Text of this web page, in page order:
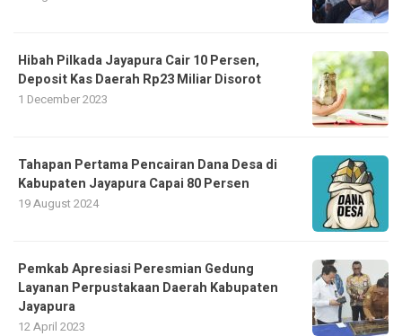
Hibah Pilkada Jayapura Cair 10 Persen,
Deposit Kas Daerah Rp23 Miliar Disorot
1 December 2023
Tahapan Pertama Pencairan Dana Desa di
Kabupaten Jayapura Capai 80 Persen
19 August 2024
Pemkab Apresiasi Peresmian Gedung
Layanan Perpustakaan Daerah Kabupaten
Jayapura
12 April 2023